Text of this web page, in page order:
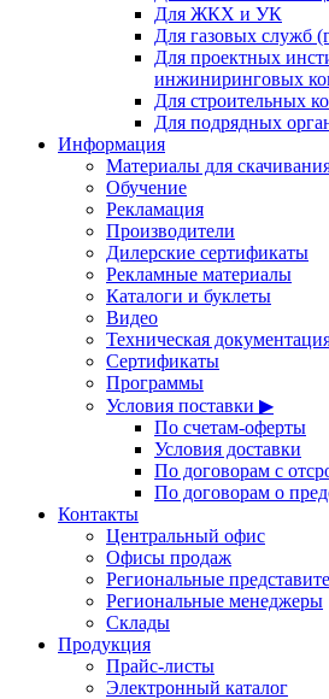
Для ЖКХ и УК
Для газовых служб
Для проектных
инжиниринговых
Для строительных
Для подрядных
Информация
Материалы для
Обучение
Рекламация
Производители
Дилерские сертификаты
Рекламные материалы
Каталоги и буклеты
Видео
Техническая
Сертификаты
Программы
Условия поставки ▶
По счетам-оферты
Условия доставки
По договорам с
По договорам о
Контакты
Центральный офис
Офисы продаж
Региональные
Региональные менеджеры
Склады
Продукция
Прайс-листы
Электронный каталог